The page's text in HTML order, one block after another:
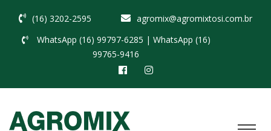
(16) 3202-2595
agromix@agromixtosi.com.br
WhatsApp (16) 99797-6285 | WhatsApp (16)
99765-9416